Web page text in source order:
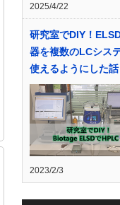
2025/4/22
研究室でDIY！
器を複数のLCシス
使えるようにした話
2023/2/3